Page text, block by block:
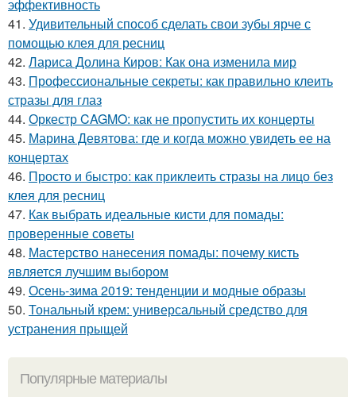
эффективность
41. Удивительный способ сделать свои зубы ярче с
помощью клея для ресниц
42. Лариса Долина Киров: Как она изменила мир
43. Профессиональные секреты: как правильно клеить
стразы для глаз
44. Оркестр CAGMO: как не пропустить их концерты
45. Марина Девятова: где и когда можно увидеть ее на
концертах
46. Просто и быстро: как приклеить стразы на лицо без
клея для ресниц
47. Как выбрать идеальные кисти для помады:
проверенные советы
48. Мастерство нанесения помады: почему кисть
является лучшим выбором
49. Осень-зима 2019: тенденции и модные образы
50. Тональный крем: универсальный средство для
устранения прыщей
Популярные материалы